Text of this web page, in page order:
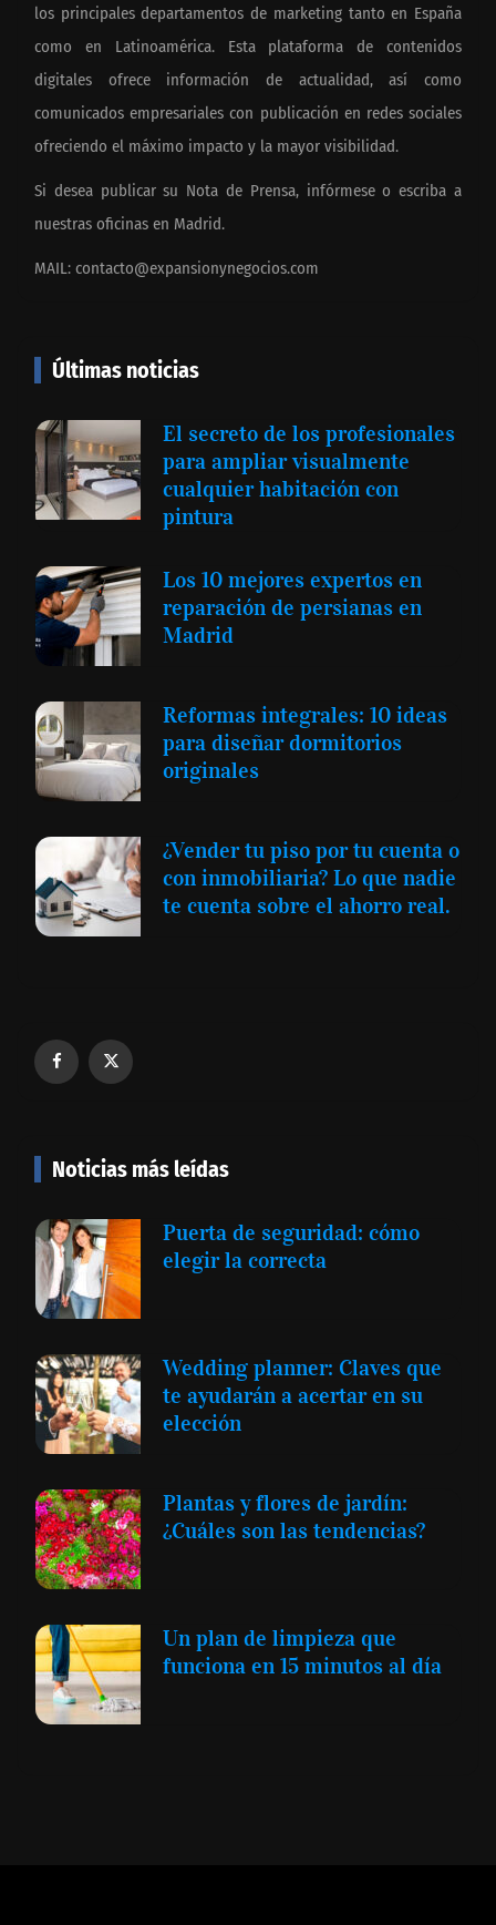
los principales departamentos de marketing tanto en España
como en Latinoamérica. Esta plataforma de contenidos
digitales ofrece información de actualidad, así como
comunicados empresariales con publicación en redes sociales
ofreciendo el máximo impacto y la mayor visibilidad.
Si desea publicar su Nota de Prensa, infórmese o escriba a
nuestras oficinas en Madrid.
MAIL: contacto@expansionynegocios.com
Últimas noticias
El secreto de los profesionales
para ampliar visualmente
cualquier habitación con
pintura
Los 10 mejores expertos en
reparación de persianas en
Madrid
Reformas integrales: 10 ideas
para diseñar dormitorios
originales
¿Vender tu piso por tu cuenta o
con inmobiliaria? Lo que nadie
te cuenta sobre el ahorro real.
Noticias más leídas
Puerta de seguridad: cómo
elegir la correcta
Wedding planner: Claves que
te ayudarán a acertar en su
elección
Plantas y flores de jardín:
¿Cuáles son las tendencias?
Un plan de limpieza que
funciona en 15 minutos al día